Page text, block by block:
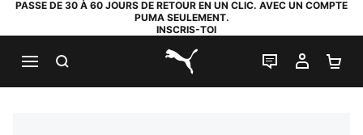
PASSE DE 30 À 60 JOURS DE RETOUR EN UN CLIC. AVEC UN COMPTE
PUMA SEULEMENT.
INSCRIS-TOI
PUMA.com
LIVE CHAT
MON